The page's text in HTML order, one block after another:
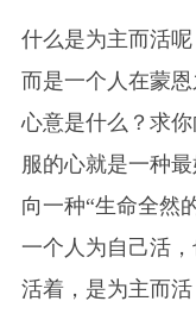
什么是为主而活
而是一个人在蒙
心意是什么？求
服的心就是一种
向一种“生命全然
一个人为自己活
活着，是为主而